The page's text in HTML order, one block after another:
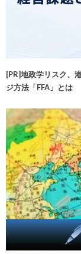
[PR]地政学リスク、
ジ方法「FFA」とは